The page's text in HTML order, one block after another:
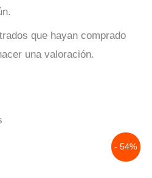
que hayan comprado
una valoración.
- 54%